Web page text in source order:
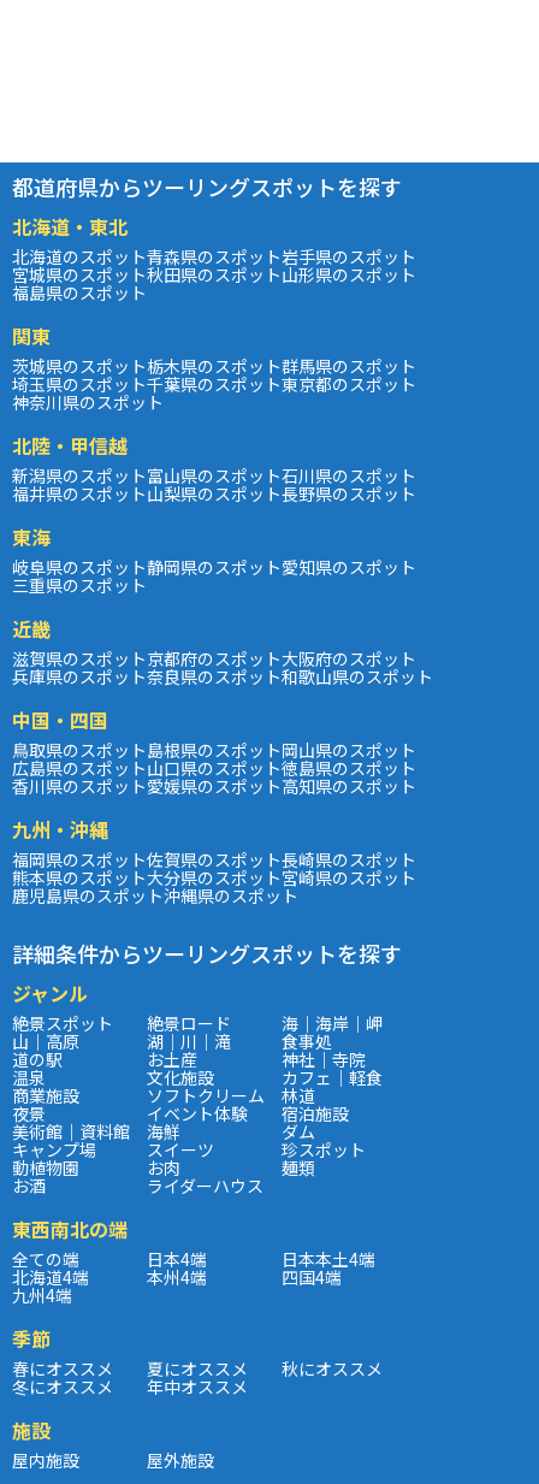
都道府県からツーリングスポットを探す
北海道・東北
北海道のスポット青森県のスポット岩手県のスポット
宮城県のスポット秋田県のスポット山形県のスポット
福島県のスポット
関東
茨城県のスポット栃木県のスポット群馬県のスポット
埼玉県のスポット千葉県のスポット東京都のスポット
神奈川県のスポット
北陸・甲信越
新潟県のスポット富山県のスポット石川県のスポット
福井県のスポット山梨県のスポット長野県のスポット
東海
岐阜県のスポット静岡県のスポット愛知県のスポット
三重県のスポット
近畿
滋賀県のスポット京都府のスポット大阪府のスポット
兵庫県のスポット奈良県のスポット和歌山県のスポット
中国・四国
鳥取県のスポット島根県のスポット岡山県のスポット
広島県のスポット山口県のスポット徳島県のスポット
香川県のスポット愛媛県のスポット高知県のスポット
九州・沖縄
福岡県のスポット佐賀県のスポット長崎県のスポット
熊本県のスポット大分県のスポット宮崎県のスポット
鹿児島県のスポット沖縄県のスポット
詳細条件からツーリングスポットを探す
ジャンル
絶景スポット 絶景ロード 海｜海岸｜岬
山｜高原 湖｜川｜滝 食事処
道の駅 お土産 神社｜寺院
温泉 文化施設 カフェ｜軽食
商業施設 ソフトクリーム 林道
夜景 イベント体験 宿泊施設
美術館｜資料館 海鮮 ダム
キャンプ場 スイーツ 珍スポット
動植物園 お肉 麺類
お酒 ライダーハウス
東西南北の端
全ての端 日本4端 日本本土4端
北海道4端 本州4端 四国4端
九州4端
季節
春にオススメ 夏にオススメ 秋にオススメ
冬にオススメ 年中オススメ
施設
屋内施設 屋外施設